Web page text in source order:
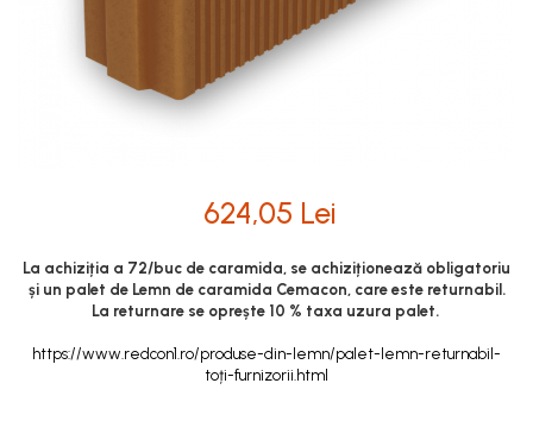
Termoizolatii
Accesorii pentru termosistem
Accesorii pentru vata
Vata minerala bazaltica
Tevi PVC
Vopsele
Mobilier modular
Pas Japonez
Pervaz geam piatra compozita
624,05 Lei
La achiziția a 72/buc de caramida, se achiziționează obligatoriu
și un palet de Lemn de caramida Cemacon, care este returnabil.
La returnare se oprește 10 % taxa uzura palet.
https://www.redcon1.ro/produse-din-lemn/palet-lemn-returnabil-
toți-furnizorii.html